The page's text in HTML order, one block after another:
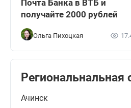
Почта Банка в ВТБ и
получайте 2000 рублей
Ольга Пихоцкая
Региональнальная
Ачинск